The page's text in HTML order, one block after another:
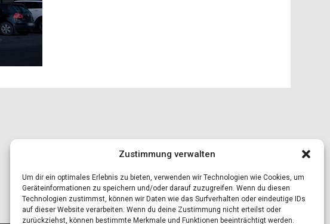
Zustimmung verwalten
Um dir ein optimales Erlebnis zu bieten, verwenden wir Technologien wie Cookies, um
Geräteinformationen zu speichern und/oder darauf zuzugreifen. Wenn du diesen
Technologien zustimmst, können wir Daten wie das Surfverhalten oder eindeutige IDs
auf dieser Website verarbeiten. Wenn du deine Zustimmung nicht erteilst oder
zurückziehst, können bestimmte Merkmale und Funktionen beeinträchtigt werden.